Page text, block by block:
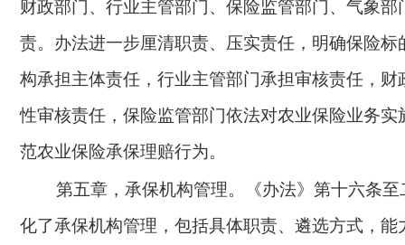
财政部门、行业主管部门、保险监管部门、气象部
责。办法进一步厘清职责、压实责任，明确保险标
构承担主体责任，行业主管部门承担审核责任，财
性审核责任，保险监管部门依法对农业保险业务实
范农业保险承保理赔行为。
第五章，承保机构管理。《办法》第十六条
化了承保机构管理，包括具体职责、遴选方式，能